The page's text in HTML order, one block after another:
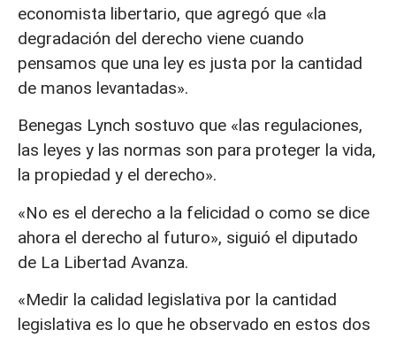
economista libertario, que agregó que «la
degradación del derecho viene cuando
pensamos que una ley es justa por la cantidad
de manos levantadas».
Benegas Lynch sostuvo que «las regulaciones,
las leyes y las normas son para proteger la vida,
la propiedad y el derecho».
«No es el derecho a la felicidad o como se dice
ahora el derecho al futuro», siguió el diputado
de La Libertad Avanza.
«Medir la calidad legislativa por la cantidad
legislativa es lo que he observado en estos dos